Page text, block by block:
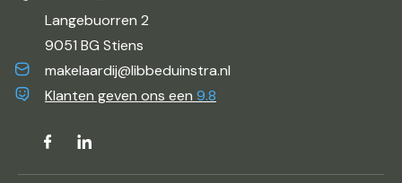
Langebuorren 2
9051 BG Stiens
makelaardij@libbeduinstra.nl
Klanten geven ons een 9.8